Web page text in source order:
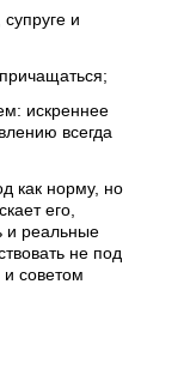
и
искреннее
всегда
как норму, но
его,
и реальные
не под
советом